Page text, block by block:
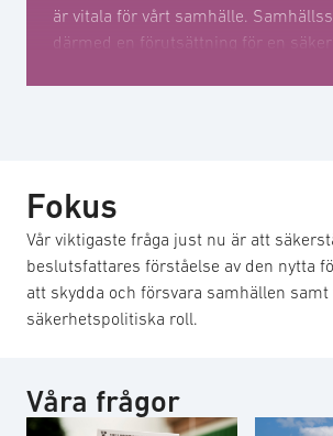
är vitala för vårt samhälle.
därmed en förutsättning för en
som skapar möjligheter att hantera
Fokus
Vår viktigaste fråga just nu är att
beslutsfattares förståelse av den nytta
att skydda och försvara samhällen samt
säkerhetspolitiska roll.
Våra frågor